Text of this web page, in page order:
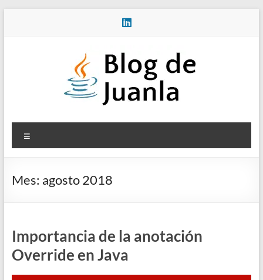
Blog
de
Juanla
Mes: agosto 2018
Importancia de la anotación
Override en Java